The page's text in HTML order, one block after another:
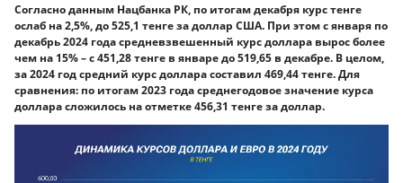
Согласно данным Нацбанка РК, по итогам декабря курс тенге
ослаб на 2,5%, до 525,1 тенге за доллар США. При этом с января по
декабрь 2024 года средневзвешенный курс доллара вырос более
чем на 15% – с 451,28 тенге в январе до 519,65 в декабре. В целом,
за 2024 год средний курс доллара составил 469,44 тенге. Для
сравнения: по итогам 2023 года среднегодовое значение курса
доллара сложилось на отметке 456,31 тенге за доллар.